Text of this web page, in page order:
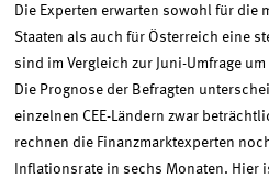
Die Experten erwarten sowohl für die
Staaten als auch für Österreich eine
sind im Vergleich zur Juni-Umfrage
Die Prognose der Befragten
einzelnen CEE-Ländern zwar
rechnen die Finanzmarktexperten
Inflationsrate in sechs Monaten. Hier